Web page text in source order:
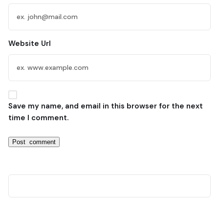
Website Url
Save my name, and email in this browser for the next
time I comment.